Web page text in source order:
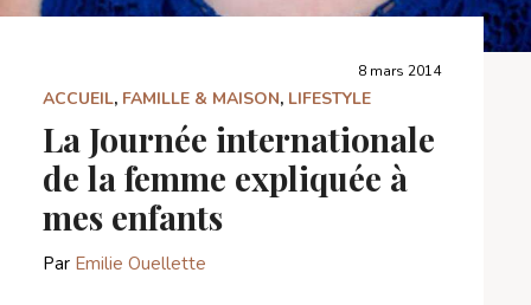
8 mars 2014
ACCUEIL, FAMILLE & MAISON, LIFESTYLE
La Journée internationale
de la femme expliquée à
mes enfants
Par Emilie Ouellette